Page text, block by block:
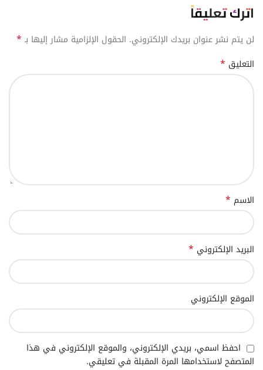
اترك تعليقاً
لن يتم نشر عنوان بريدك الإلكتروني. الحقول الإلزامية مشار إليها بـ *
التعليق *
الاسم *
البريد الإلكتروني *
الموقع الإلكتروني
احفظ اسمي، بريدي الإلكتروني، والموقع الإلكتروني في هذا
المتصفح لاستخدامها المرة المقبلة في تعليقي.